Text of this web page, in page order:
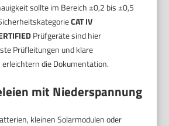
sollte im Bereich ±0,2 bis ±0,5
CAT IV
Prüfgeräte sind hier
Prüfleitungen und klare
die Dokumentation.
mit Niederspannung
kleinen Solarmodulen oder